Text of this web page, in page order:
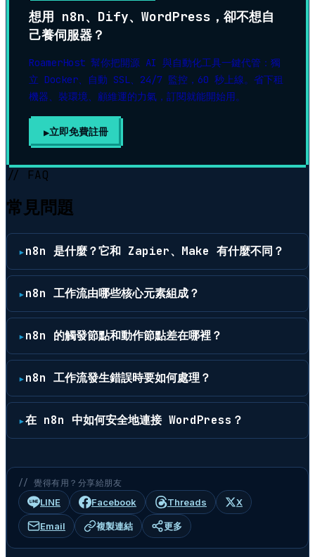
想用 n8n、Dify、WordPress，卻不想自
己養伺服器？
RoamerHost 幫你把開源 AI 與自動化工具一鍵代管：獨
立 Docker、自動 SSL、24/7 監控，60 秒上線。省下租
機器、裝環境、顧維運的力氣，訂閱就能開始用。
▶立即免費註冊
// FAQ
常見問題
n8n 是什麼？它和 Zapier、Make 有什麼不同？
n8n 工作流由哪些核心元素組成？
n8n 的觸發節點和動作節點差在哪裡？
n8n 工作流發生錯誤時要如何處理？
在 n8n 中如何安全地連接 WordPress？
// 覺得有用？分享給朋友
LINE Facebook Threads X
Email 複製連結 更多